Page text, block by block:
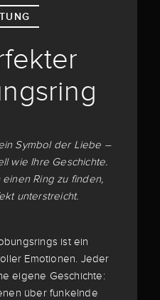
Symbol der Liebe –
wie Ihre Geschichte.
Ring zu finden,
unterstreicht.
ist ein
Emotionen. Jeder
eigene Geschichte:
über funkelnde